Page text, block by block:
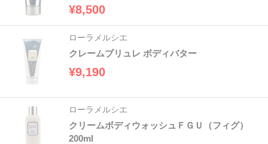
¥8,500
ローラメルシエ
クレームブリュレ ボディバター
¥9,190
ローラメルシエ
クリームボディウォッシュＦＧＵ（フィグ）
200ml